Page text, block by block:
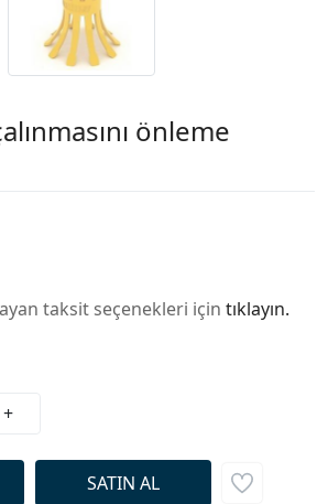
önleme
taksit seçenekleri için tıklayın.
+